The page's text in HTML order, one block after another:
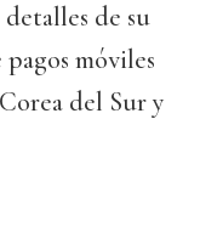
de su
móviles
del Sur y